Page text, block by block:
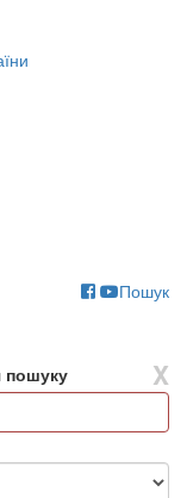
Пошук
X
пошуку